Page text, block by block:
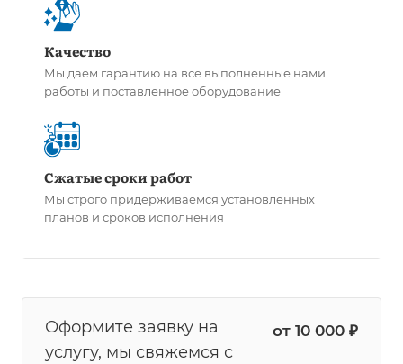
Качество
Мы даем гарантию на все выполненные нами
работы и поставленное оборудование
Сжатые сроки работ
Мы строго придерживаемся установленных
планов и сроков исполнения
Оформите заявку на
услугу, мы свяжемся с
от 10 000 ₽